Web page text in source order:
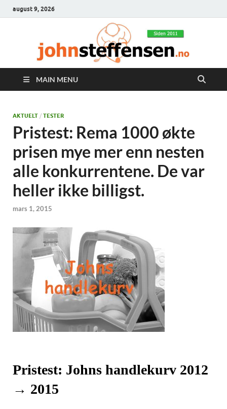
august 9, 2026
MAIN MENU
AKTUELT / TESTER
Pristest: Rema 1000 økte
prisen mye mer enn nesten
alle konkurrentene. De var
heller ikke billigst.
mars 1, 2015
Pristest: Johns handlekurv 2012
→ 2015